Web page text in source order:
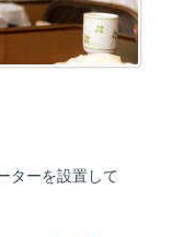
ターを設置して